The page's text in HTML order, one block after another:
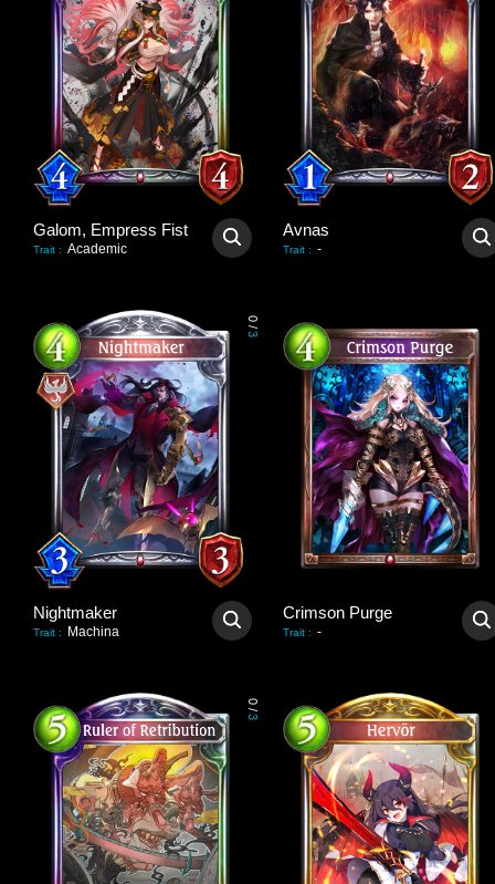
Galom, Empress Fist
Trait : Academic
Avnas
Trait : -
0
/
3
Nightmaker
Trait : Machina
Crimson Purge
Trait : -
0
/
3